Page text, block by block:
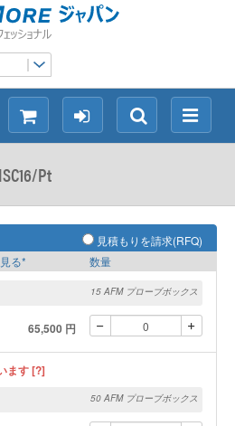
メ
ニ
検
索
ロ
グ
シ
ョ
ッ
ン
Pt
見積もりを請求(RFQ)
る*
数量
15 AFM プローブボックス
65,500 円
ます [?]
50 AFM プローブボックス